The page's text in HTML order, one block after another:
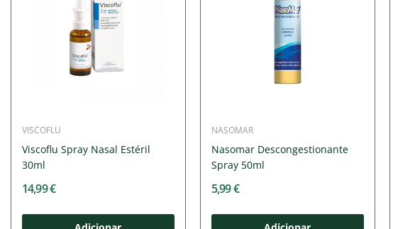
VISCOFLU
Viscoflu Spray Nasal Estéril
30ml
14,99 €
NASOMAR
Nasomar Descongestionante
Spray 50ml
5,99 €